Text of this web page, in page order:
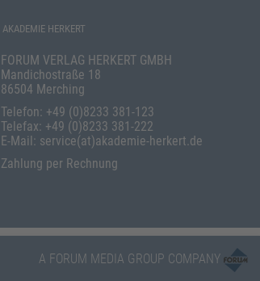
AKADEMIE HERKERT
FORUM VERLAG HERKERT GMBH
Mandichostraße 18
86504 Merching
Telefon: +49 (0)8233 381-123
Telefax: +49 (0)8233 381-222
E-Mail: service(at)akademie-herkert.de
Zahlung per Rechnung
A FORUM MEDIA GROUP COMPANY